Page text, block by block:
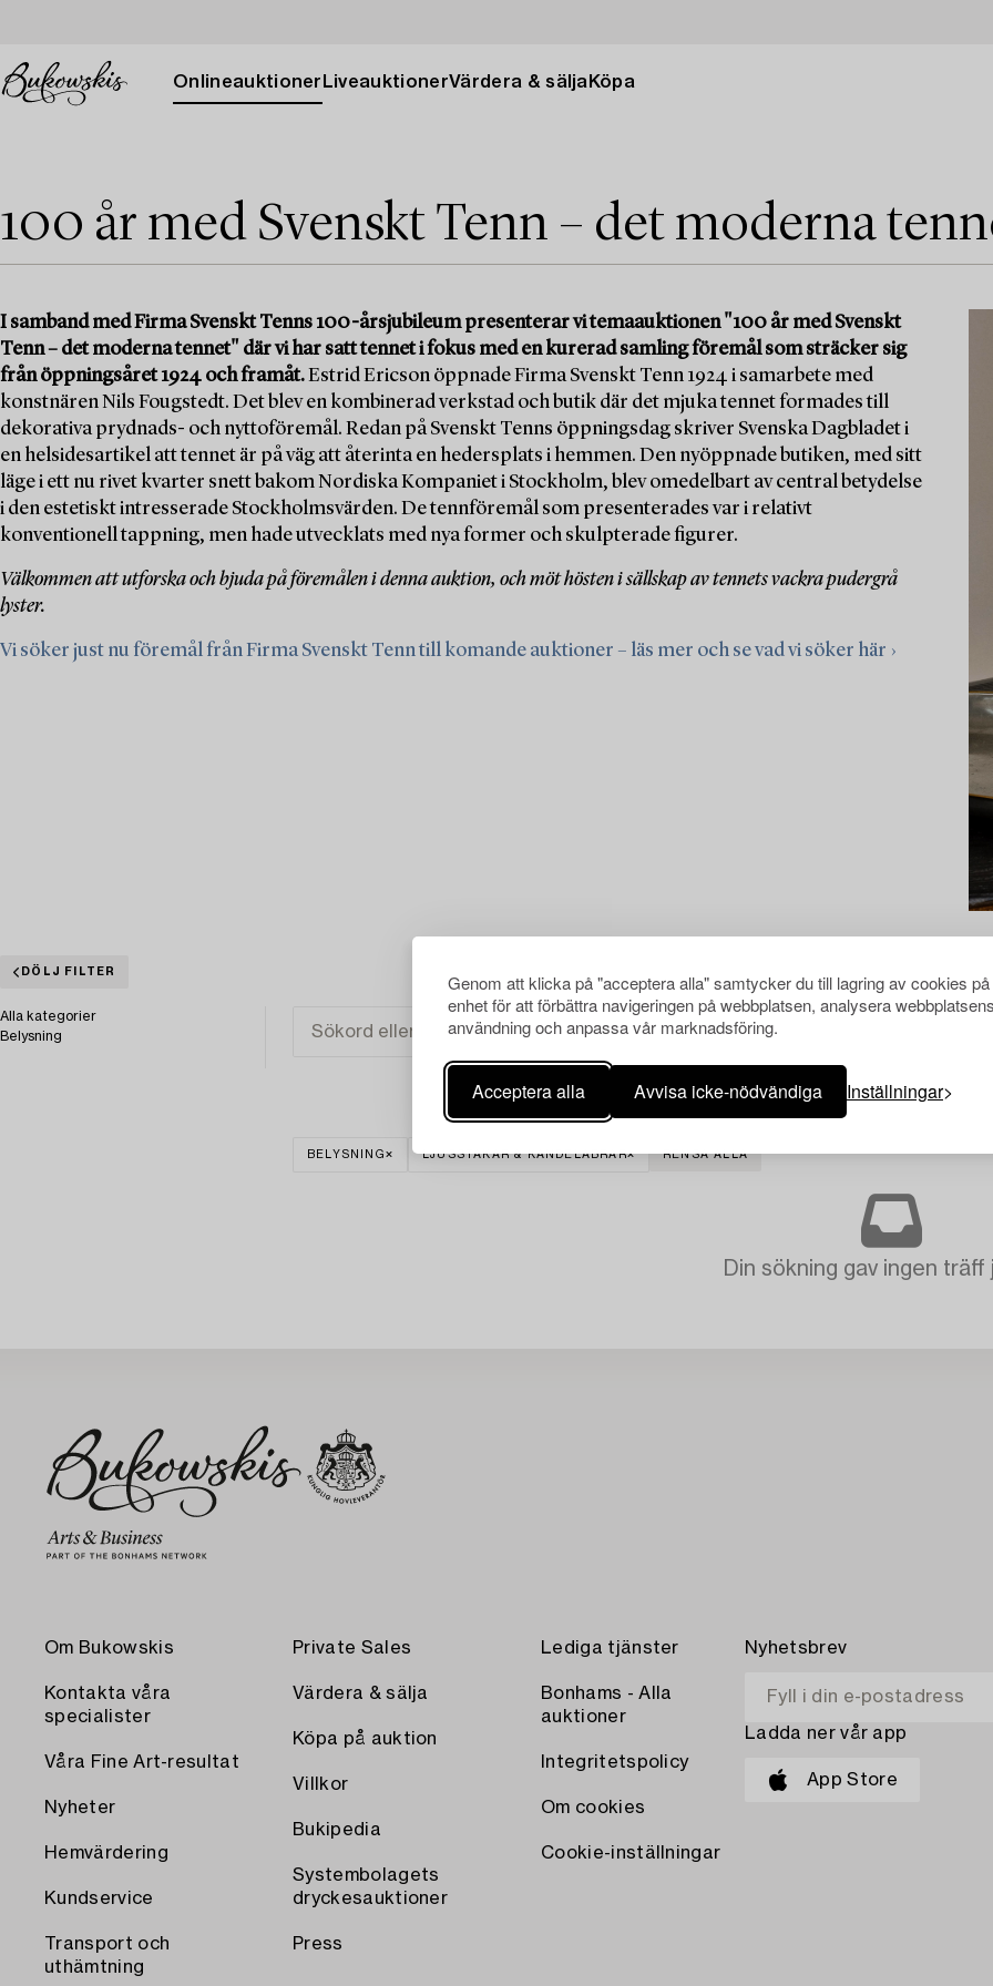
Genom att klicka på "acceptera alla" samtycker du till lagring av cookies
enhet för att förbättra navigeringen på webbplatsen, analysera
användning och anpassa vår marknadsföring.
Acceptera alla Avvisa icke-nödvändiga Inställningar
Onlineauktioner LiveauktionerVärdera & sälja Köpa
100 år med Svenskt Tenn – det moderna
I samband med Firma Svenskt Tenns 100-årsjubileum presenterar vi temaauktionen "100 år med Svenskt
Tenn – det moderna tennet" där vi har satt tennet i fokus med en kurerad samling föremål som sträcker sig
från öppningsåret 1924 och framåt.Estrid Ericson öppnade Firma Svenskt Tenn 1924 i samarbete med
konstnären Nils Fougstedt. Det blev en kombinerad verkstad och butik där det mjuka tennet formades till
dekorativa prydnads- och nyttoföremål. Redan på Svenskt Tenns öppningsdag skriver Svenska Dagbladet i
en helsidesartikel att tennet är på väg att återinta en hedersplats i hemmen. Den nyöppnade butiken, med sitt
läge i ett nu rivet kvarter snett bakom Nordiska Kompaniet i Stockholm, blev omedelbart av central betydelse
i den estetiskt intresserade Stockholmsvärden. De tennföremål som presenterades var i relativt
konventionell tappning, men hade utvecklats med nya former och skulpterade figurer.
Välkommen att utforska och bjuda på föremålen i denna auktion, och möt hösten i sällskap av tennets vackra pudergrå
lyster.
Vi söker just nu föremål från Firma Svenskt Tenn till komande auktioner – läs mer och se vad vi söker här ›
DÖLJ FILTER
Alla kategorier
Belysning
BELYSNING LJUSSTAKAR & KANDELABRAR RENSA ALLA
Din sökning gav ingen träff
Om Bukowskis
Kontakta våra
specialister
Våra Fine Art-resultat
Nyheter
Hemvärdering
Kundservice
Transport och
uthämtning
Private Sales
Värdera & sälja
Köpa på auktion
Villkor
Bukipedia
Systembolagets
dryckesauktioner
Press
Lediga tjänster
Bonhams - Alla
auktioner
Integritetspolicy
Om cookies
Cookie-inställningar
Nyhetsbrev
Ladda ner vår app
App Store